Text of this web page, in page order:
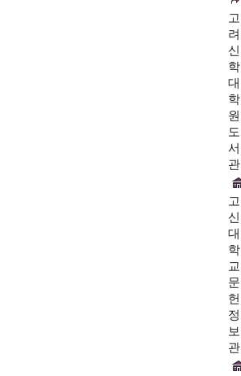
고
려
신
학
대
학
원
도
서
관
고
신
대
학
교
문
헌
정
보
관